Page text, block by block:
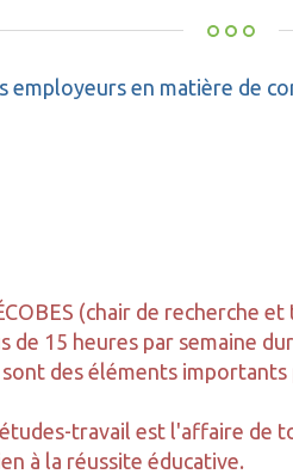
employeurs en matière de
(chair de recherche
de 15 heures par semaine
des éléments
travail est l'affaire de
à la réussite éducative.